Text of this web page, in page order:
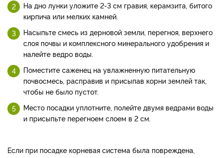
На дно лунки уложите 2-3 см гравия, керамзита, битого
кирпича или мелких камней.
Насыпьте смесь из дерновой земли, перегноя, верхнего
слоя почвы и комплексного минерального удобрения и
налейте ведро воды.
Поместите саженец на увлажненную питательную
почвосмесь, расправив и присыпав корни землей так,
чтобы не было пустот.
Место посадки уплотните, полейте двумя ведрами воды
и присыпьте перегноем слоем в 2 см.
Если при посадке корневая система была повреждена,